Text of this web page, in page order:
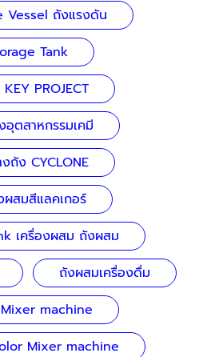
Vessel ถังแรงดัน
Tank
KEY PROJECT
อุตสาหกรรมเคมี
ถัง CYCLONE
ผสมสีแลคเกอร์
เครื่องผสม ถังผสม
ถังผสมเครื่องดื่ม
machine
Mixer machine